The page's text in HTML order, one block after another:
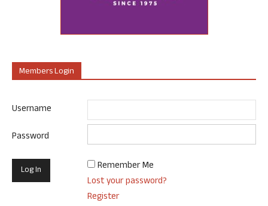
Members Login
Username
Password
Remember Me
Lost your password?
Register